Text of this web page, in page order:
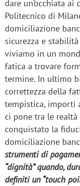
dare un’occhiata
Politecnico di
domiciliazione
sicurezza e
viviamo in un
fatica a trovare
termine. In ultimo
correttezza della
tempistica, importi
ci pone tra le
conquistato la
domiciliazione
strumenti di
“dignità” quando,
definiti un “touch